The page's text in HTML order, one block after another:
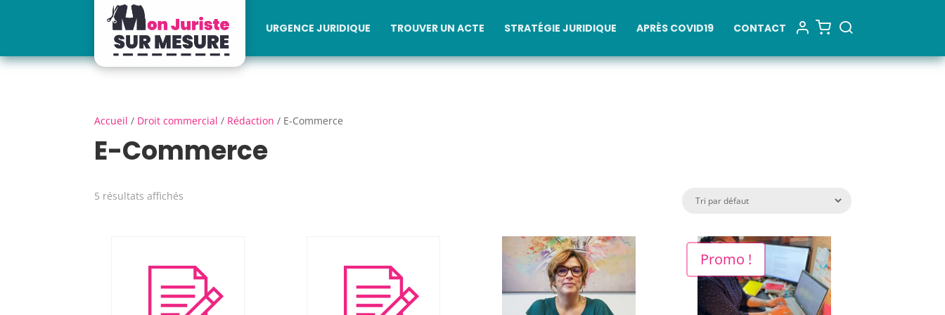
URGENCE JURIDIQUE TROUVER UN ACTE STRATÉGIE JURIDIQUE APRÈS COVID19 CONTACT
Accueil / Droit commercial / Rédaction / E-Commerce
E-Commerce
5 résultats affichés
Promo !